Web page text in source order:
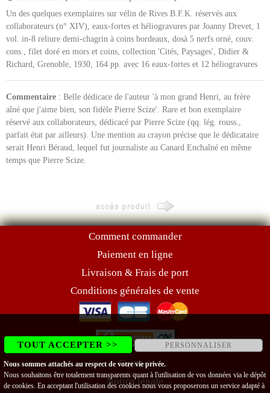
Un des quelques exemplaires sur vélin de Rives B.F.K. réservés aux
collaborateurs (n° XIV), eaux-fortes et héliogravures par Joanny Drevet, 1
vol. in-8 reliure demi-chagrin à coins bordeaux, dosà 5 nerfs orné, couv.
cons., filet doré en mors et coins, collection 'Cités, Paysages', Didier &
Richard, Grenoble, 1930, 164 pp. avec 16 eaux-fortes et 12 héliogravures
Commentaire : Belle dédicace de l'auteur 'à mon grand Henri, au frère
aîné que j'aime bien, son fidèle Pierre Scize'. Rare et bon exemplaire
réservé aux collaborateurs, dédicacé par Pierre Scize (qq. lég. rouss.,
parfait état par ailleurs). Une mention au crayon précise que le dédicataire
serait Henri Béraud, lequel fut journaliste au Canard Enchaîné en même
temps que Pierre Scize.
Comment commander
Paiement en ligne
Livraison & Frais de port
Conditions générales de vente
Contact
Notice légale
TOUT ACCEPTER >> PERSONNALISER
Nous sommes attachés au respect de votre vie privée.
Nous souhaitons être totalement transparents quant à l'utilisation de vos données via le dépôt
de cookies. En acceptant l'utilisation des cookies nous vous proposerons un service adapté à